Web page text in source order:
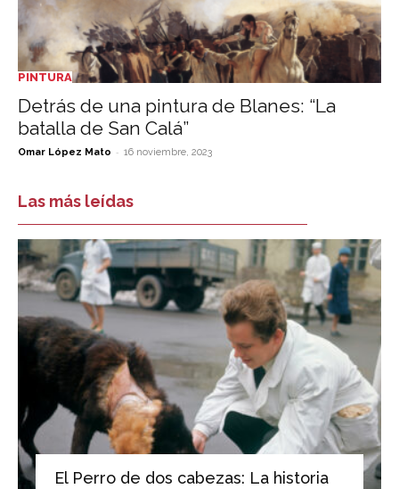
PINTURA
Detrás de una pintura de Blanes: “La
batalla de San Calá”
Omar López Mato - 16 noviembre, 2023
Las más leídas
El Perro de dos cabezas: La historia